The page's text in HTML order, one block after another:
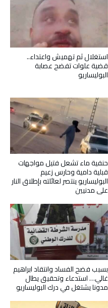
استغلال ثم تهميش واعتداء..
قضية علوات تفضح عصابة
البوليساريو
حنفية ماء تشعل فتيل مواجهات
قبلية دامية وحارس زعيم
البوليساريو ينتصر لعائلته بإطلاق النار
على مدنيين
بسبب فضح الفساد وانتقاد ابراهيم
غالي… استدعاء وتحقيق يطال
مدونا يشتغل في درك البوليساريو